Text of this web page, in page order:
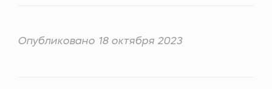
Опубликовано 18 октября 2023